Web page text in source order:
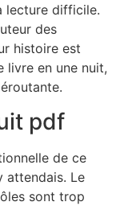
lecture difficile.
des
histoire est
livre en une nuit,
pdf
de ce
attendais. Le
sont trop